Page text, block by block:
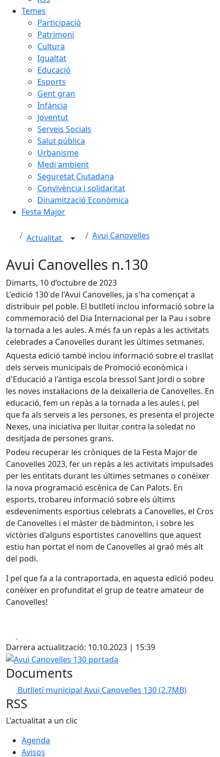
Temes
Participació
Patrimoni
Cultura
Igualtat
Educació
Esports
Gent gran
Infància
Joventut
Serveis Socials
Salut pública
Urbanisme
Medi ambient
Seguretat Ciutadana
Convivència i solidaritat
Dinamització Econòmica
Festa Major
Actualitat Avui Canovelles
Avui Canovelles n.130
Dimarts, 10 d’octubre de 2023
L'edició 130 de l'Avui Canovelles, ja s'ha començat a
distribuir pel poble. El butlletí inclou informació sobre la
commemoració del Dia Internacional per la Pau i sobre
la tornada a les aules. A més fa un repàs a les activitats
celebrades a Canovelles durant les últimes setmanes.
Aquesta edició també inclou informació sobre el trasllat
dels serveis municipals de Promoció econòmica i
d'Educació a l'antiga escola bressol Sant Jordi o sobre
les noves instal·lacions de la deixalleria de Canovelles. En
educació, fem un repàs a la tornada a les aules i, pel
que fa als serveis a les persones, es presenta el projecte
Nexes, una iniciativa per lluitar contra la soledat no
desitjada de persones grans.
Podeu recuperar les cròniques de la Festa Major de
Canovelles 2023, fer un repàs a les activitats impulsades
per les entitats durant les últimes setmanes o conèixer
la nova programació escènica de Can Palots. En
esports, trobareu informació sobre els últims
esdeveniments esportius celebrats a Canovelles, el Cros
de Canovelles i el màster de bàdminton, i sobre les
victòries d'alguns esportistes canovellins que aquest
estiu han portat el nom de Canovelles al graó més alt
del podi.
I pel que fa a la contraportada, en aquesta edició podeu
conèixer en profunditat el grup de teatre amateur de
Canovelles!
Darrera actualització: 10.10.2023 | 15:39
Avui Canovelles 130 portada
Documents
Butlletí municipal Avui Canovelles 130(2.7MB)
RSS
L'actualitat a un clic
Agenda
Avisos